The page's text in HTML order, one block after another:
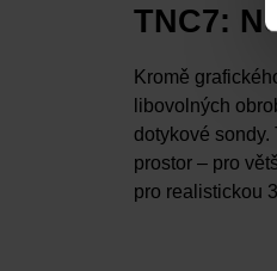
TNC7:
Kromě
libovolných
dotykové
prostor – pro
pro realistickou